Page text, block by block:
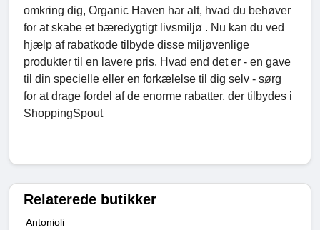
omkring dig, Organic Haven har alt, hvad du behøver
for at skabe et bæredygtigt livsmiljø . Nu kan du ved
hjælp af rabatkode tilbyde disse miljøvenlige
produkter til en lavere pris. Hvad end det er - en gave
til din specielle eller en forkælelse til dig selv - sørg
for at drage fordel af de enorme rabatter, der tilbydes i
ShoppingSpout
Relaterede butikker
Antonioli